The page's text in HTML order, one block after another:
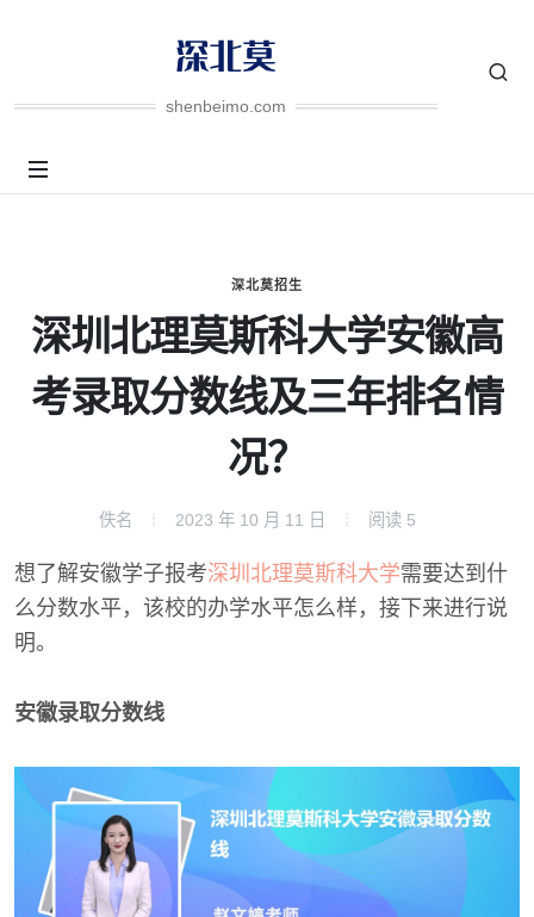
shenbeimo.com
深北莫招生
深圳北理莫斯科大学安徽高
考录取分数线及三年排名情
况？
佚名 2023 年 10 月 11 日 阅读 5
想了解安徽学子报考深圳北理莫斯科大学需要达到什
么分数水平，该校的办学水平怎么样，接下来进行说
明。
安徽录取分数线